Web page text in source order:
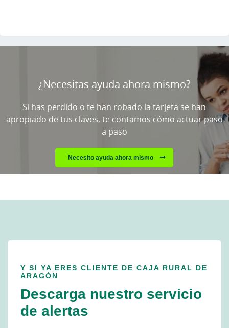
espere...
¿Necesitas ayuda ahora mismo?
Si has perdido o te han robado la tarjeta se han
apropiado de tus claves, te contamos cómo actuar paso
a paso
Necesito ayuda ahora mismo
Y SI YA ERES CLIENTE DE CAJA RURAL DE
ARAGÓN
Descarga nuestro servicio
de alertas